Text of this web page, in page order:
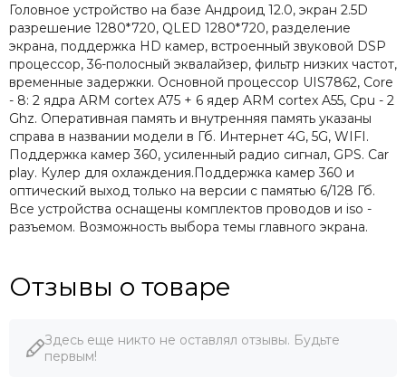
Головное устройство на базе Андроид 12.0, экран 2.5D
разрешение 1280*720, QLED 1280*720, разделение
экрана, поддержка HD камер, встроенный звуковой DSP
процессор, 36-полосный эквалайзер, фильтр низких частот,
временные задержки. Основной процессор UIS7862, Core
- 8: 2 ядра ARM cortex A75 + 6 ядер ARM cortex A55, Cpu - 2
Ghz. Оперативная память и внутренняя память указаны
справа в названии модели в Гб. Интернет 4G, 5G, WIFI.
Поддержка камер 360, усиленный радио сигнал, GPS. Car
play. Кулер для охлаждения.Поддержка камер 360 и
оптический выход только на версии с памятью 6/128 Гб.
Все устройства оснащены комплектов проводов и iso -
разъемом. Возможность выбора темы главного экрана.
Отзывы о товаре
Здесь еще никто не оставлял отзывы. Будьте
первым!